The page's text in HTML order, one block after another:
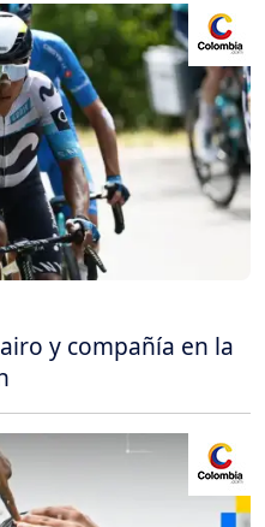
y compañía en la